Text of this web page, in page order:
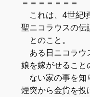
＝＝＝＝＝＝＝
これは、4世紀
聖ニコラウスの伝
とのこと。
ある日ニコラウ
娘を嫁がせること
ない家の事を知
煙突から金貨を投